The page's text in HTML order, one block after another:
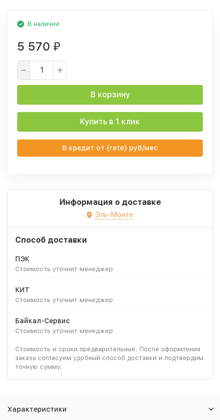
В наличии
5 570 ₽
В корзину
Купить в 1 клик
В кредит от {rate} руб/мес
Информация о доставке
Эль-Монте
Способ доставки
ПЭК
Стоимость уточнит менеджер
КИТ
Стоимость уточнит менеджер
Байкал-Сервис
Стоимость уточнит менеджер
Стоимость и сроки предварительные. После оформления
заказа согласуем удобный способ доставки и подтвердим
точную сумму.
Характеристики